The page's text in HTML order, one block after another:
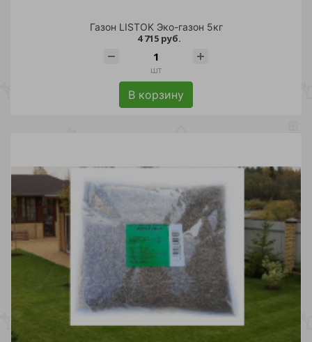
Газон LISTOK Эко-газон 5кг
4 715 руб.
шт
В корзину